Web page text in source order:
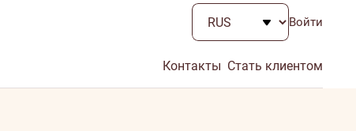
Войти
Контакты Стать клиентом